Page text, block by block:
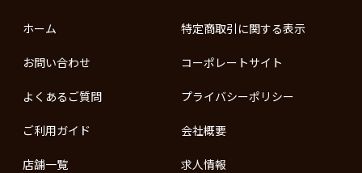
ホーム
お問い合わせ
よくあるご質問
ご利用ガイド
店舗一覧
特定商取引に関する表示
コーポレートサイト
プライバシーポリシー
会社概要
求人情報